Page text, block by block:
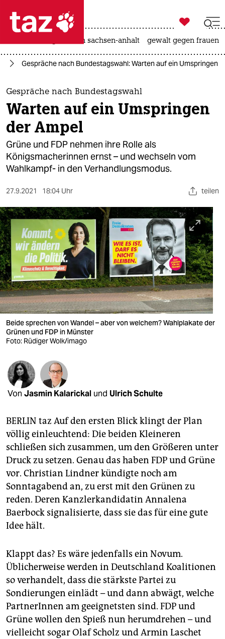
 taz zahl ich
taz zahl ich
themen
politik
öko
gesellschaft
sport
berlin
nord
wahrheit
verlag
verlag
veranstaltungen
fragen & hilfe
unterstützen
genossenschaft
epaper login

taz zahl ich
landtagswahl in sachsen-anhalt gewalt gegen frauen
Gespräche nach Bundestagswahl: Warten auf ein Umspringen
Gespräche nach Bundestagswahl
Warten auf ein Umspringen
der Ampel
Grüne und FDP nehmen ihre Rolle als
Königsmacherinnen ernst – und wechseln vom
Wahlkampf- in den Verhandlungsmodus.
27.9.2021 18:04 Uhr teilen
Beide sprechen von Wandel – aber von welchem? Wahlplakate der
Grünen und FDP in Münster
Foto: Rüdiger Wolk/imago
Von Jasmin Kalarickal und Ulrich Schulte
BERLIN taz Auf den ersten Blick klingt der Plan
völlig einleuchtend: Die beiden Kleineren
schließen sich zusammen, um den Größeren unter
Druck zu setzen. Genau das haben FDP und Grüne
vor. Christian Lindner kündigte noch am
Sonntagabend an, zu erst mit den Grünen zu
reden. Deren Kanzlerkandidatin Annalena
Baerbock signalisierte, dass sie das für eine gute
Idee hält.
Klappt das? Es wäre jedenfalls ein Novum.
Üblicherweise werden in Deutschland Koalitionen
so verhandelt, dass die stärkste Partei zu
Sondierungen einlädt – und dann abwägt, welche
PartnerInnen am geeignetsten sind. FDP und
Grüne wollen den Spieß nun herumdrehen – und
vielleicht sogar Olaf Scholz und Armin Laschet